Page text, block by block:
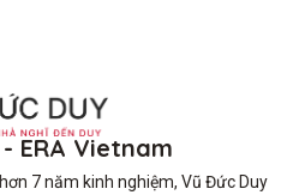
ERA Vietnam
7 năm kinh nghiệm, Vũ Đức Duy